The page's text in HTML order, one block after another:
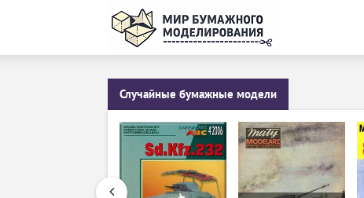
Случайные бумажные модели